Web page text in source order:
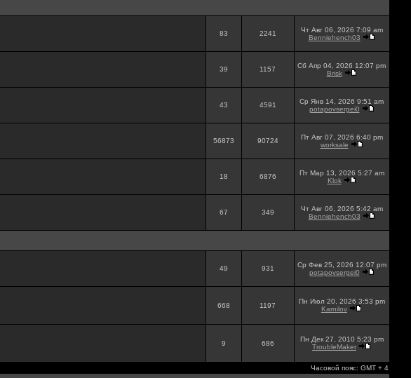
83 2241
Чт Авг 06, 2026 7:09 am
Benniehench03
39 1157
Сб Апр 04, 2026 12:07 pm
Brisk
43 4591
Ср Янв 14, 2026 9:51 am
potapovsergei0
56873 90724
Пт Авг 07, 2026 6:40 pm
worksale
18 6876
Пт Мар 13, 2026 5:27 am
Klok
67 349
Чт Авг 06, 2026 5:42 am
Benniehench03
49 931
Ср Фев 25, 2026 12:07 pm
potapovsergei0
668 1197
Пн Июл 20, 2026 3:53 pm
Karnilov
9 686
Пн Дек 27, 2010 5:23 pm
TroubleMaker
Часовой пояс: GMT + 4